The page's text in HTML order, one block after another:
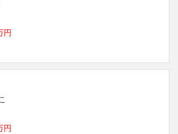
円
円